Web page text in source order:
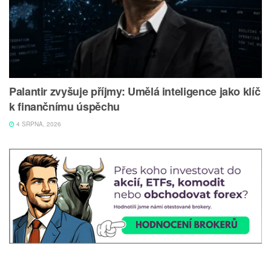
Palantir zvyšuje příjmy: Umělá inteligence jako klíč
k finančnímu úspěchu
4 SRPNA, 2026